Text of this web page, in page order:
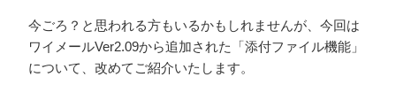
今ごろ？と思われる方もいるかもしれませんが、今回は
ワイメールVer2.09から追加された「添付ファイル機能」
について、改めてご紹介いたします。